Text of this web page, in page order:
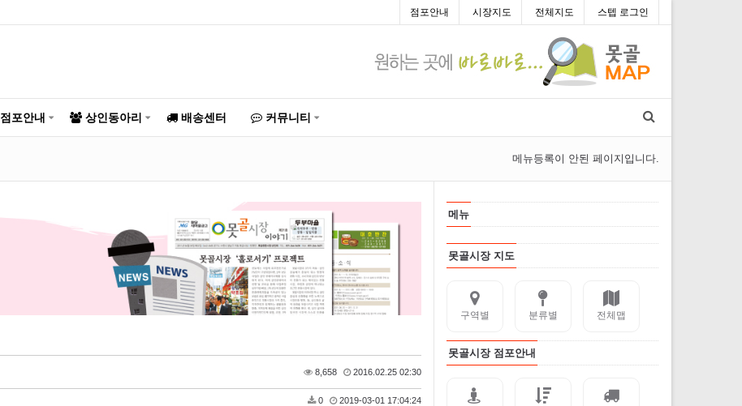
점포안내 시장지도 전체지도 스텝 로그인
점포안내 상인동아리 배송센터 커뮤니티
메뉴등록이 안된 페이지입니다.
8,658 2016.02.25 02:30
0 2019-03-01 17:04:24
메뉴
못골시장 지도
구역별 분류별 전체맵
못골시장 점포안내